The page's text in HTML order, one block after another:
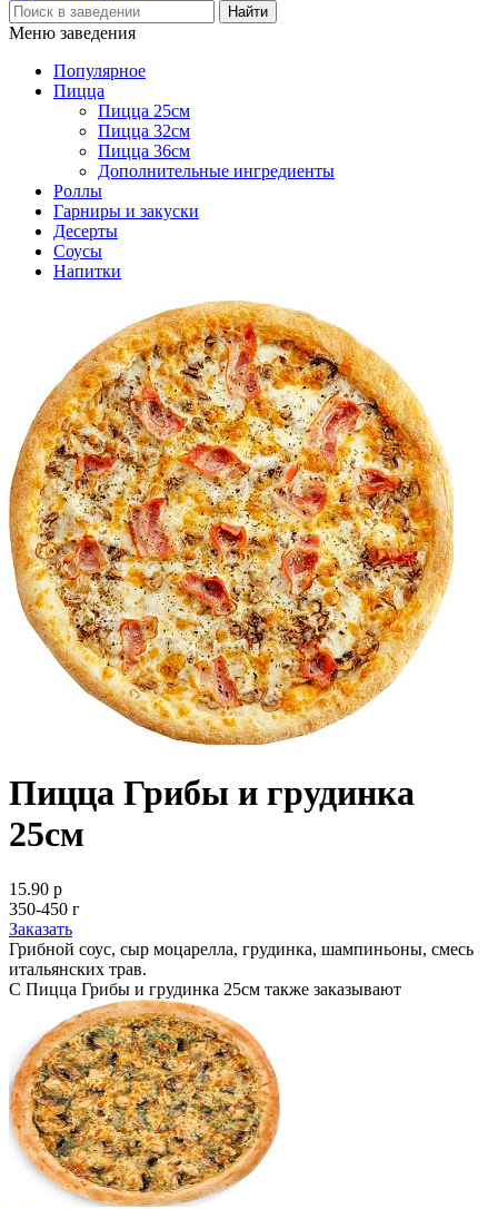
Меню заведения
Популярное
Пицца
Пицца 25см
Пицца 32см
Пицца 36см
Дополнительные ингредиенты
Роллы
Гарниры и закуски
Десерты
Соусы
Напитки
Пицца Грибы и грудинка
25см
15.90 р
350-450 г
Заказать
Грибной соус, сыр моцарелла, грудинка, шампиньоны, смесь
итальянских трав.
С Пицца Грибы и грудинка 25см также заказывают